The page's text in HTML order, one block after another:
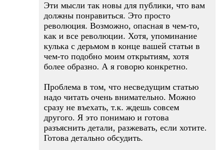
Эти мысли так новы для публики, что вам
должны понравиться. Это просто
революция. Возможно, опасная в чем-то,
как и все революции. Хотя, упоминание
кулька с дерьмом в конце вашей статьи в
чем-то подобно моим открытиям, хотя
более образно. А я говорю конкретно.
Проблема в том, что несведущим статью
надо читать очень внимательно. Можно
сразу не въехать, т.к. ждешь совсем
другого. Я это понимаю и готова
разъяснить детали, разжевать, если хотите.
Готова детально обсудить.